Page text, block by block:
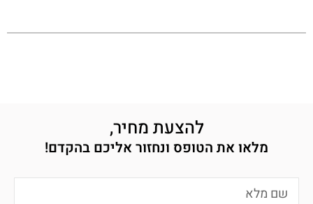
להצעת מחיר,
מלאו את הטופס ונחזור אליכם בהקדם!